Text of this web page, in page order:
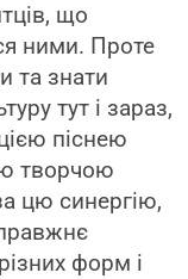
що
ними. Проте
та знати
тут і зараз,
піснею
творчою
цю синергію,
форм і